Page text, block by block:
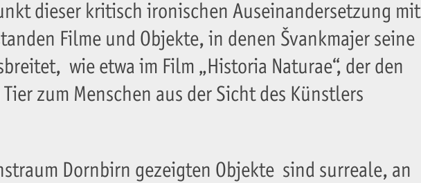
dieser kritisch ironischen Auseinandersetzung mit
Filme und Objekte, in denen Švankmajer seine
wie etwa im Film „Historia Naturae“, der den
zum Menschen aus der Sicht des Künstlers
Dornbirn gezeigten Objekte sind surreale, an